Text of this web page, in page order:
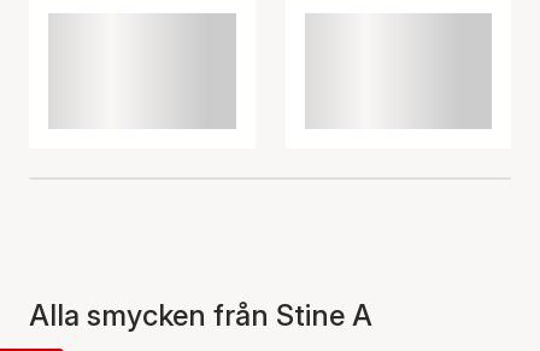
Alla smycken från Stine A